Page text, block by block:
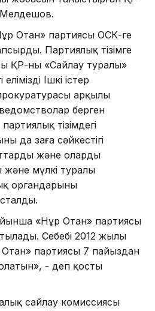
Отан» партиясы ОСК-ге
Партиялық тізімге
ҚР-ның «Сайлау туралы»
Ішкі істер
арқылы
берген
тізімдегі
да заңға сәйкестігі
және олардың
мүлкі туралы
органдарының
«Нұр Отан» партиясы
Себебі 2012 жылы
партиясы 7 пайыздан
- деп қосты
сайлау комиссиясы